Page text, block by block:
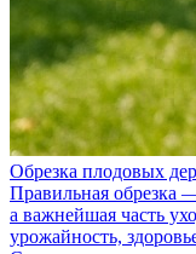
Обрезка плодовых
Правильная обрезка
а важнейшая часть
урожайность,